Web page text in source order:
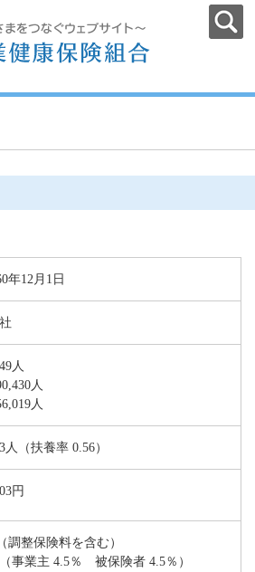
年12月1日
人
人
人
人（扶養率 0.56）
円
（調整保険料を含む）
事業主 4.5％ 被保険者 4.5％）